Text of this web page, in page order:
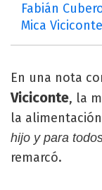
Fabián
Mica Viciconte
En una nota
Viciconte, la
la
hijo y para
remarcó.